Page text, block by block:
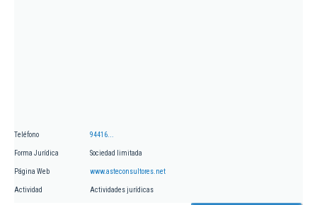
Teléfono 94416...
Forma Jurídica Sociedad limitada
Página Web www.asteconsultores.net
Actividad Actividades jurídicas